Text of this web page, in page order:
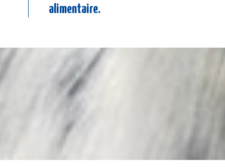
alimentaire.
Image